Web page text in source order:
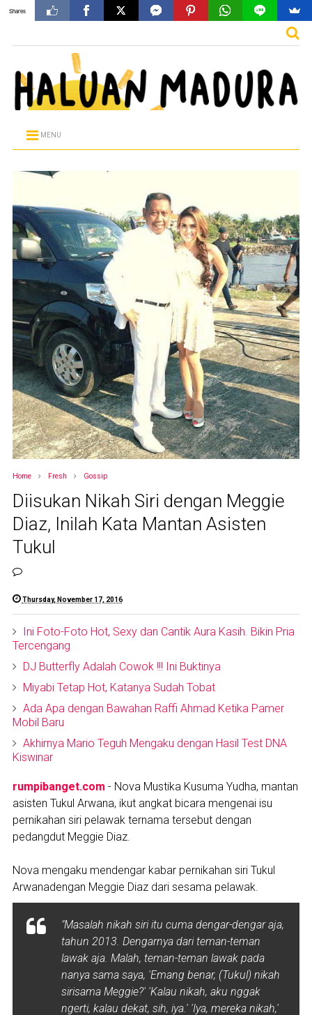
MENU
Home Fresh Gossip
Diisukan Nikah Siri dengan Meggie
Diaz, Inilah Kata Mantan Asisten
Tukul
Thursday, November 17, 2016
Ini Foto-Foto Hot, Sexy dan Cantik Aura Kasih. Bikin Pria
Tercengang
DJ Butterfly Adalah Cowok !!! Ini Buktinya
Miyabi Tetap Hot, Katanya Sudah Tobat
Ada Apa dengan Bawahan Raffi Ahmad Ketika Pamer
Mobil Baru
Akhirnya Mario Teguh Mengaku dengan Hasil Test DNA
Kiswinar
rumpibanget.com - Nova Mustika Kusuma Yudha, mantan
asisten Tukul Arwana, ikut angkat bicara mengenai isu
pernikahan siri pelawak ternama tersebut dengan
pedangdut Meggie Diaz.
Nova mengaku mendengar kabar pernikahan siri Tukul
Arwanadengan Meggie Diaz dari sesama pelawak.
"Masalah nikah siri itu cuma dengar-dengar aja,
tahun 2013. Dengarnya dari teman-teman
lawak aja. Malah, teman-teman lawak pada
nanya sama saya, 'Emang benar, (Tukul) nikah
sirisama Meggie?' 'Kalau nikah, aku nggak
ngerti, kalau dekat, sih, iya.' 'Iya, mereka nikah,'
Shares